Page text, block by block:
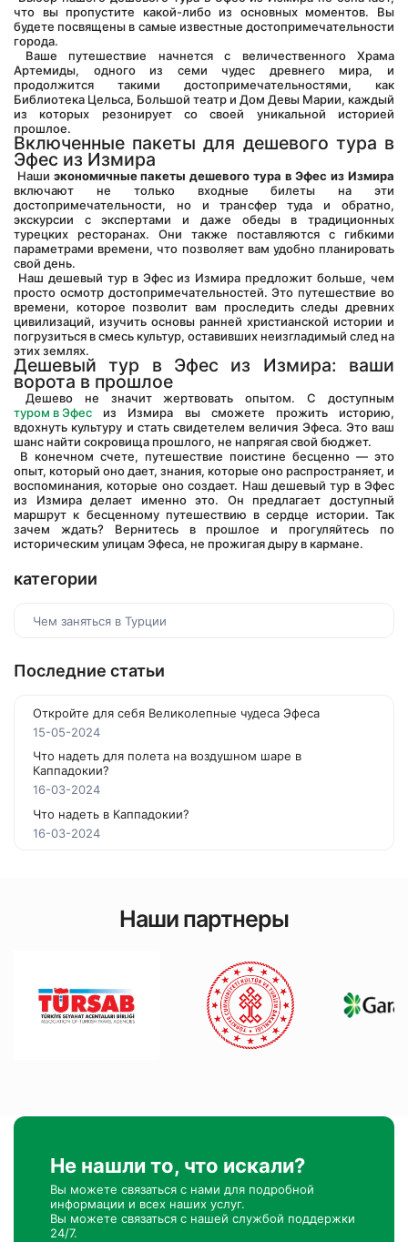
что вы пропустите какой-либо из основных моментов. Вы
будете посвящены в самые известные достопримечательности
города.
Артемиды, одного из семи чудес древнего мира, и
продолжится такими достопримечательностями, как
Библиотека Цельса, Большой театр и Дом Девы Марии, каждый
из которых резонирует со своей уникальной историей
прошлое.
Включенные пакеты для дешевого тура в
Эфес из Измира
Наши экономичные пакеты дешевого тура в Эфес из Измира
включают не только входные билеты на эти
достопримечательности, но и трансфер туда и обратно,
экскурсии с экспертами и даже обеды в традиционных
турецких ресторанах. Они также поставляются с гибкими
параметрами времени, что позволяет вам удобно планировать
свой день.
просто осмотр достопримечательностей. Это путешествие во
времени, которое позволит вам проследить следы древних
цивилизаций, изучить основы ранней христианской истории и
погрузиться в смесь культур, оставивших неизгладимый след на
этих землях.
Дешевый тур в Эфес из Измира: ваши
ворота в прошлое
Дешево не значит жертвовать опытом. С доступным
туром в Эфес из Измира вы сможете прожить историю,
вдохнуть культуру и стать свидетелем величия Эфеса. Это ваш
шанс найти сокровища прошлого, не напрягая свой бюджет.
опыт, который оно дает, знания, которые оно распространяет, и
воспоминания, которые оно создает. Наш дешевый тур в Эфес
из Измира делает именно это. Он предлагает доступный
маршрут к бесценному путешествию в сердце истории. Так
зачем ждать? Вернитесь в прошлое и прогуляйтесь по
историческим улицам Эфеса, не прожигая дыру в кармане.
категории
Чем заняться в Турции
Последние статьи
Откройте для себя Великолепные чудеса Эфеса
15-05-2024
Что надеть для полета на воздушном шаре в
Каппадокии?
16-03-2024
Что надеть в Каппадокии?
16-03-2024
Наши партнеры
Не нашли то, что искали?
Вы можете связаться с нами для подробной
информации и всех наших услуг.
Вы можете связаться с нашей службой поддержки
24/7.